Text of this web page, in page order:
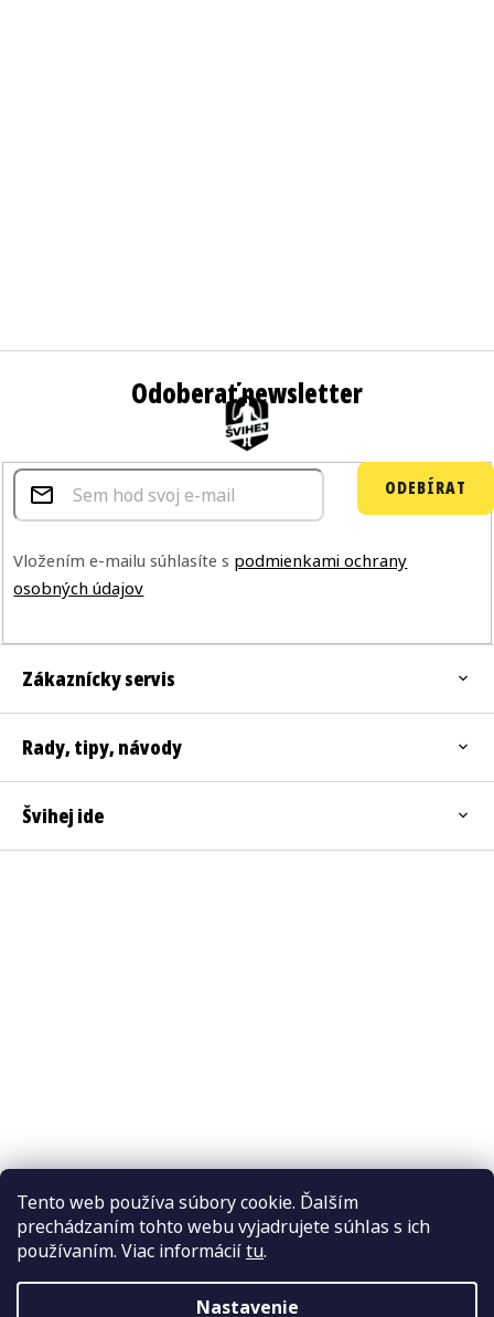
Tento web používa súbory cookie. Ďalším
prechádzaním tohto webu vyjadrujete súhlas s ich
používaním. Viac informáciítu.
Nastavenie
Odoberať newsletter
Vložením e-mailu súhlasíte s podmienkami ochrany
osobných údajov
ODEBÍRAT
Zákaznícky servis
Rady, tipy, návody
Švihej ide